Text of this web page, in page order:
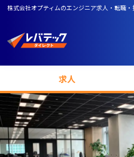
株式会社オプティムのエンジニア求人・転職
求人